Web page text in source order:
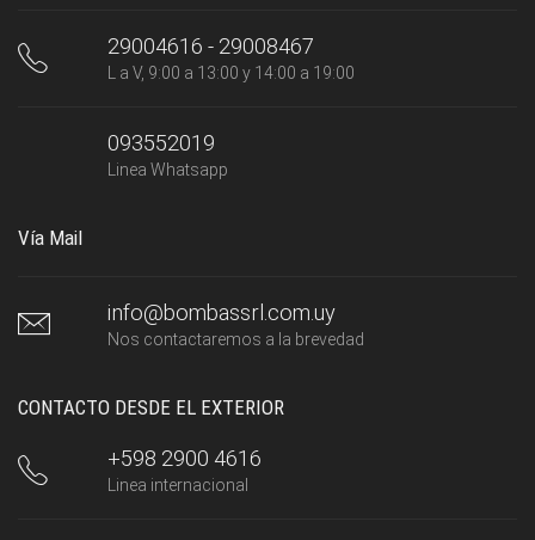
29004616 - 29008467
L a V, 9:00 a 13:00 y 14:00 a 19:00
093552019
Linea Whatsapp
Vía Mail
info@bombassrl.com.uy
Nos contactaremos a la brevedad
CONTACTO DESDE EL EXTERIOR
+598 2900 4616
Linea internacional